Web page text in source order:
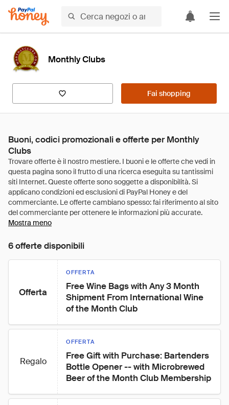
Monthly Clubs
Fai shopping
Buoni, codici promozionali e offerte per Monthly
Clubs
Mostra meno
6 offerte disponibili
Offerta
OFFERTA
Free Wine Bags with Any 3 Month
Shipment From International Wine
of the Month Club
Regalo
OFFERTA
Free Gift with Purchase: Bartenders
Bottle Opener -- with Microbrewed
Beer of the Month Club Membership